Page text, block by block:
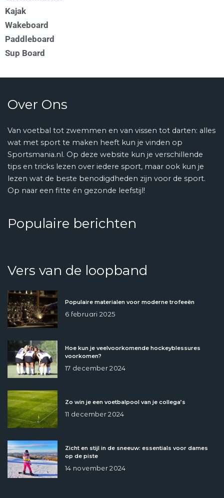
Kajak
Wakeboard
Paddleboard
Sup Board
Over Ons
Van voetbal tot zwemmen en van vissen tot darten: alles
wat met sport te maken heeft kun je vinden op
Sportsmania.nl. Op deze website kun je verschillende
tips en tricks lezen over iedere sport, maar ook kun je
lezen wat de beste benodigdheden zijn voor de sport.
Op naar een fitte én gezonde leefstijl!
Populaire berichten
Vers van de loopband
Populaire materialen voor moderne trofeeën
6 februari 2025
Hoe kun je veelvoorkomende hockeyblessures
voorkomen?
17 december 2024
Zo win je een voetbalpool van je collega’s
11 december 2024
Zicht en stijl in de sneeuw: essentials voor dames
op de piste
14 november 2024